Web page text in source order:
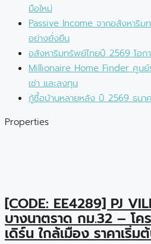
มือใหม่
Passive Income จากอสังหาริม
อย่างยั่งยืน
อสังหาริมทรัพย์ไทยปี 2569 โอก
Millionaire Home Finder ศูน
เช่า และลงทุน
กู้ซื้อบ้านหลายหลัง ปี 2569 ธนา
Properties
[CODE: EE4289] PJ
บางนาตราด กม.32 – โค
เดิร์น ใกล้เมือง ราคาเริ่ม